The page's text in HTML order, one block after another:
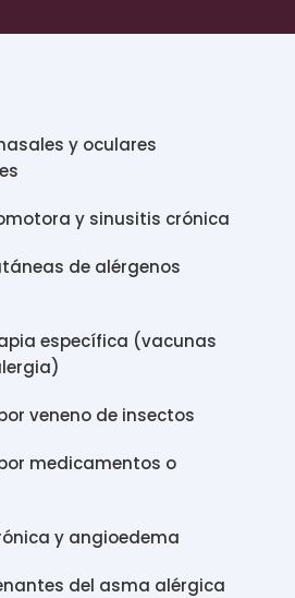
y oculares
y sinusitis crónica
de alérgenos
específica (vacunas
veneno de insectos
medicamentos o
y angioedema
del asma alérgica